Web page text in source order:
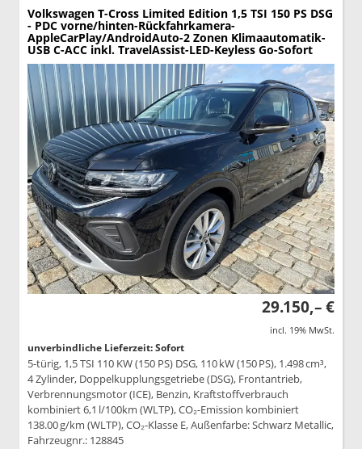
Volkswagen T-Cross Limited Edition 1,5 TSI 150 PS DSG
- PDC vorne/hinten-Rückfahrkamera-
AppleCarPlay/AndroidAuto-2 Zonen Klimaautomatik-
USB C-ACC inkl. TravelAssist-LED-Keyless Go-Sofort
29.150,– €
incl. 19% MwSt.
unverbindliche Lieferzeit: Sofort
5-türig, 1,5 TSI 110 KW (150 PS) DSG, 110 kW (150 PS), 1.498 cm³,
4 Zylinder, Doppelkupplungsgetriebe (DSG), Frontantrieb,
Verbrennungsmotor (ICE), Benzin, Kraftstoffverbrauch
kombiniert 6,1 l/100km (WLTP), CO₂-Emission kombiniert
138.00 g/km (WLTP), CO₂-Klasse E, Außenfarbe: Schwarz Metallic,
Fahrzeugnr.: 128845